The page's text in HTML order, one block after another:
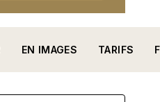
EN IMAGES TARIFS